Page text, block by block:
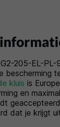
205-EL-
bescherming
kluis is
en
dat je krijgt